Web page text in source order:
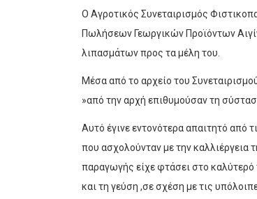
Ο Αγροτικός Συνεταιρισμός
Πωλήσεων Γεωργικών Προϊόντων
λιπασμάτων προς τα μέλη του.
Μέσα από το αρχείο του
»από την αρχή επιθυμούσαν τη
Αυτό έγινε εντονότερα απαιτητό από
που ασχολούνταν με την καλλιέργεια
παραγωγής είχε φτάσει στο καλύτερό
και τη γεύση ,σε σχέση με τις